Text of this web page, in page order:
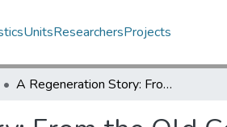
UnitsResearchersProjects
A Regeneration Story: From the Old Central Garage to the New City Square of Bursa